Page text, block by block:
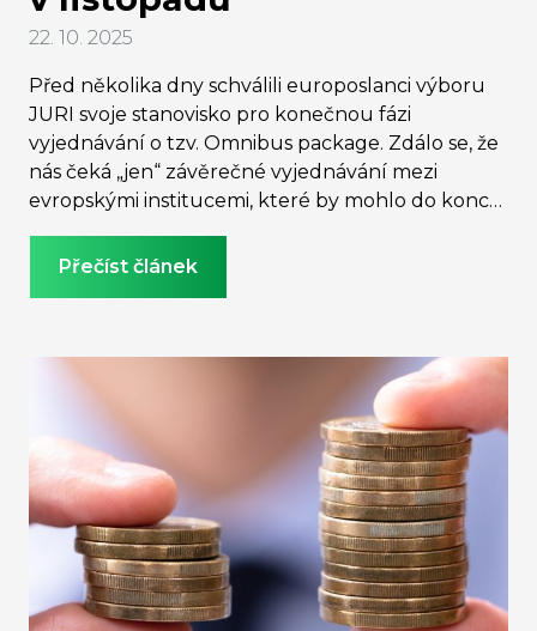
22. 10. 2025
Před několika dny schválili europoslanci výboru
JURI svoje stanovisko pro konečnou fázi
vyjednávání o tzv. Omnibus package. Zdálo se, že
nás čeká „jen“ závěrečné vyjednávání mezi
evropskými institucemi, které by mohlo do konce
oblasti nefinančního reportingu nebo náležité
ale také o něm znovu hlasovat během
listopadového plenárního zasedání.
Přečíst článek